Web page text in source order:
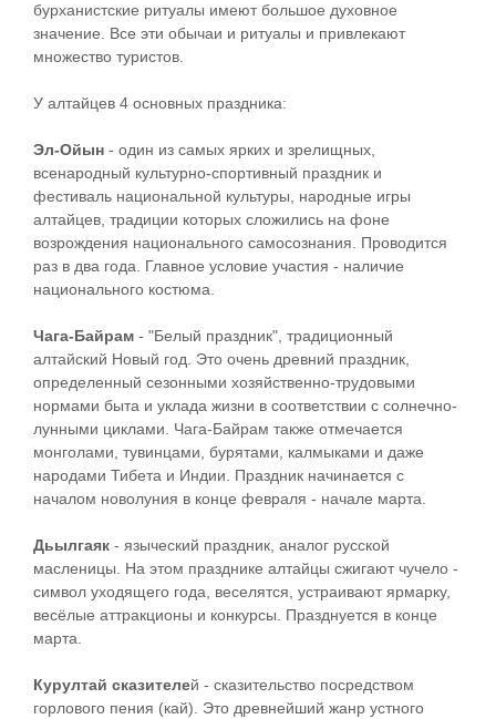
бурханистские ритуалы имеют большое духовное
значение. Все эти обычаи и ритуалы и привлекают
множество туристов.
У алтайцев 4 основных праздника:
Эл-Ойын - один из самых ярких и зрелищных,
всенародный культурно-спортивный праздник и
фестиваль национальной культуры, народные игры
алтайцев, традиции которых сложились на фоне
возрождения национального самосознания. Проводится
раз в два года. Главное условие участия - наличие
национального костюма.
Чага-Байрам - "Белый праздник", традиционный
алтайский Новый год. Это очень древний праздник,
определенный сезонными хозяйственно-трудовыми
нормами быта и уклада жизни в соответствии с солнечно-
лунными циклами. Чага-Байрам также отмечается
монголами, тувинцами, бурятами, калмыками и даже
народами Тибета и Индии. Праздник начинается с
началом новолуния в конце февраля - начале марта.
Дьылгаяк - языческий праздник, аналог русской
масленицы. На этом празднике алтайцы сжигают чучело -
символ уходящего года, веселятся, устраивают ярмарку,
весёлые аттракционы и конкурсы. Празднуется в конце
марта.
Курултай сказителей - сказительство посредством
горлового пения (кай). Это древнейший жанр устного